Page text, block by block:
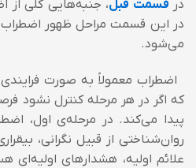
در قسمت قبل، جنبه‌هایی کلی از
در این قسمت مراحل ظهور
می‌شود.
اضطراب معمولا‌ً به صورت
که اگر در هر مرحله کنترل نشود
پیدا می‌کند. در مرحله‌ی اول،
روان‌شناختی از قبیل نگرانی،
علائم اولیه، هشدارهای